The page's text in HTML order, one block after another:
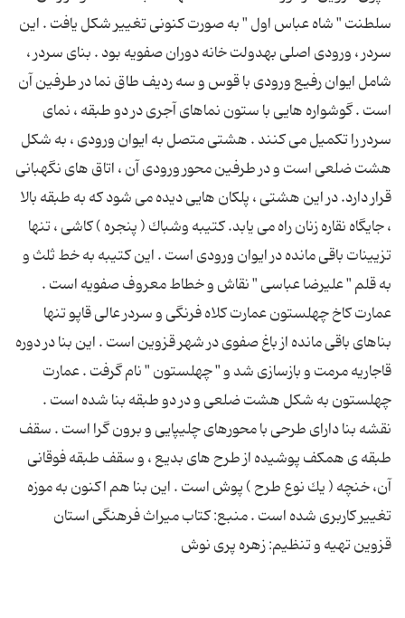
سلطنت " شاه عباس اول " به صورت كنونی تغییر شكل یافت . این
سردر ، ورودی اصلی بهدولت خانه دوران صفویه بود . بنای سردر ،
شامل ایوان رفیع ورودی با قوس و سه ردیف طاق نما در طرفین آن
است . گوشواره هایی با ستون نماهای آجری در دو طبقه ، نمای
سردر را تكمیل می كنند . هشتی متصل به ایوان ورودی ، به شكل
هشت ضلعی است و در طرفین محور ورودی آن ، اتاق های نگهبانی
قرار دارد. در این هشتی ، پلكان هایی دیده می شود كه به طبقه بالا
، جایگاه نقاره زنان راه می یابد. كتیبه وشباك ( پنجره ) كاشی ، تنها
تزیینات باقی مانده در ایوان ورودی است . این كتیبه به خط ثلث و
به قلم " علیرضا عباسی " نقاش و خطاط معروف صفویه است .
عمارت كاخ چهلستون عمارت كلاه فرنگی و سردر عالی قاپو تنها
بناهای باقی مانده از باغ صفوی در شهر قزوین است . این بنا در دوره
قاجاریه مرمت و بازسازی شد و " چهلستون " نام گرفت . عمارت
چهلستون به شكل هشت ضلعی و در دو طبقه بنا شده است .
نقشه بنا دارای طرحی با محورهای چلیپایی و برون گرا است . سقف
طبقه ی همكف پوشیده از طرح های بدیع ، و سقف طبقه فوقانی
آن، خنچه ( یك نوع طرح ) پوش است . این بنا هم اكنون به موزه
تغییر كاربری شده است . منبع: کتاب میراث فرهنگی استان
قزوین تهیه و تنظیم: زهره پری نوش